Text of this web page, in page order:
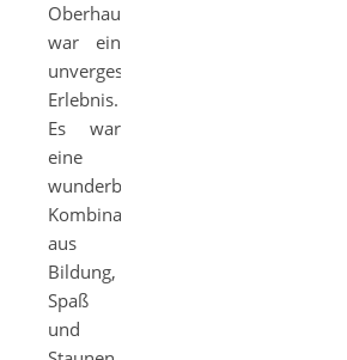
Oberhausen
war ein
unvergessliches
Erlebnis.
Es war
eine
wunderbare
Kombination
aus
Bildung,
Spaß
und